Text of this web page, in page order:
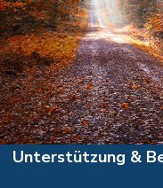
Unterstützung &